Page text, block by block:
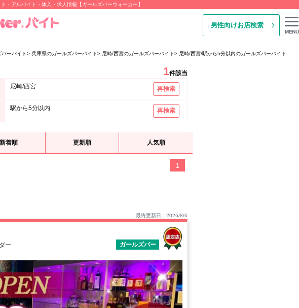
・アルバイト・体入・求人情報【ガールズバーウォーカー】
男性向けお店検索
MENU
ーバイト 兵庫県のガールズバーバイト 尼崎/西宮のガールズバーバイト 尼崎/西宮/駅から5分以内のガールズバーバイト
1件該当
尼崎/西宮 再検索
駅から5分以内 再検索
新着順 更新順 人気順
1
最終更新日：2026/8/6
ー ガールズバー